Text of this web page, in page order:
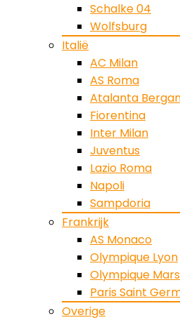
Schalke 04
Wolfsburg
Italië
AC Milan
AS Roma
Atalanta
Fiorentina
Inter Milan
Juventus
Lazio Roma
Napoli
Sampdoria
Frankrijk
AS Monaco
Olympique Lyon
Olympique
Paris Saint
Overige